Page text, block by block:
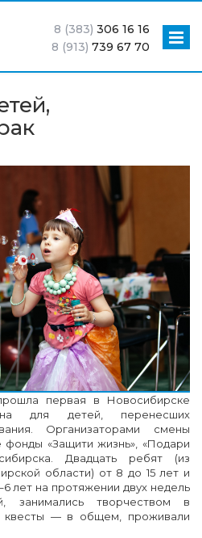
8 (383) 306 16 16
8 (913) 739 67 70
первая в Новосибирске
для детей, перенесших
Организаторами смены
фонды «Защити жизнь», «Подари
Двадцать ребят (из
области) от 8 до 15 лет и
лет на протяжении двух недель
занимались творчеством в
квесты — в общем, проживали